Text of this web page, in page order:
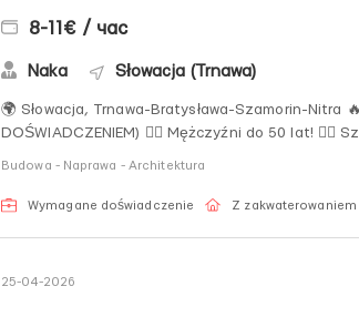
8-11€ / час
Naka Słowacja (Trnawa)
🌍 Słowacja, Trnawa-Bratysława-Szamorin-Nitra
DOŚWIADCZENIEM) 🧍‍♂️ Mężczyźni do 50 lat! 👷‍♂️ Szukamy 4 budowniczych 2 fasadników 2 murarzy na
Budowa - Naprawa - Architektura
Wymagane doświadczenie Z zakwaterowaniem
25-04-2026